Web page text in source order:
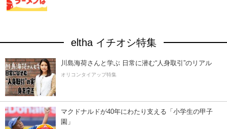
eltha イチオシ特集
川島海荷さんと学ぶ 日常に潜む“人身取引”のリアル
オリコンタイアップ特集
マクドナルドが40年にわたり支える「小学生の甲子
園」